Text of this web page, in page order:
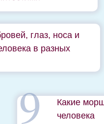
глаз, носа и
в разных
Какие
человека
9